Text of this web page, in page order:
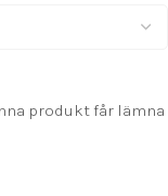
produkt får lämna